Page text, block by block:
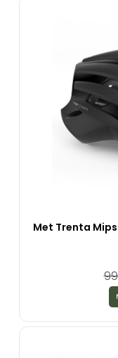
Met Trenta